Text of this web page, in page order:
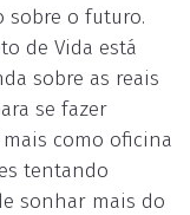
sobre o futuro.
de Vida está
sobre as reais
se fazer
como oficina
tentando
sonhar mais do